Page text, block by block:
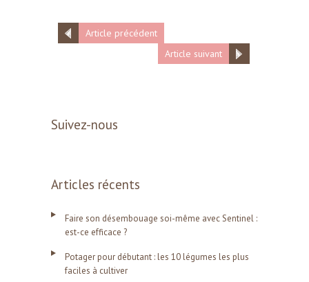
Article précédent
Article suivant
Suivez-nous
Articles récents
Faire son désembouage soi-même avec Sentinel :
est-ce efficace ?
Potager pour débutant : les 10 légumes les plus
faciles à cultiver